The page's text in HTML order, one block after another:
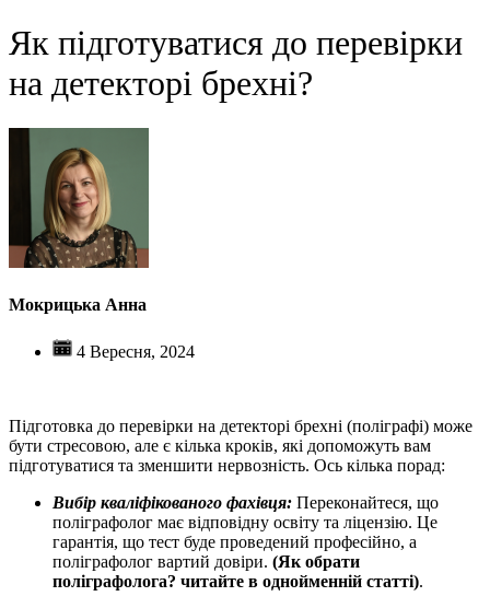
Як підготуватися до перевірки
на детекторі брехні?
Мокрицька Анна
4 Вересня, 2024
Підготовка до перевірки на детекторі брехні (поліграфі) може
бути стресовою, але є кілька кроків, які допоможуть вам
підготуватися та зменшити нервозність. Ось кілька порад:
Вибір кваліфікованого фахівця: Переконайтеся, що
поліграфолог має відповідну освіту та ліцензію. Це
гарантія, що тест буде проведений професійно, а
поліграфолог вартий довіри. (Як обрати
поліграфолога? читайте в однойменній статті).